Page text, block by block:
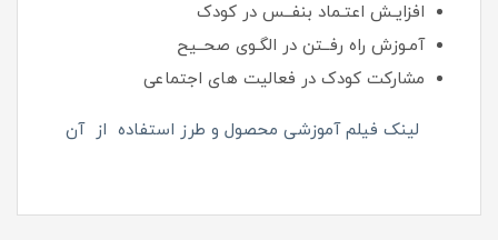
افزایـش اعتـماد بنفــس در کودک
آمـوزش راه رفــتن در الگـوی صحــیح
مشارکت کودک در فعالیت های اجتماعی
لینک فیلم آموزشی محصول و طرز استفاده از آن